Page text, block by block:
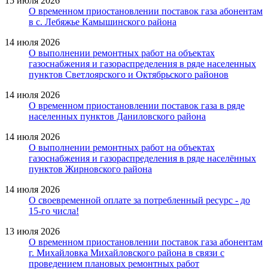
О временном приостановлении поставок газа абонентам
в с. Лебяжье Камышинского района
14 июля 2026
О выполнении ремонтных работ на объектах
газоснабжения и газораспределения в ряде населенных
пунктов Светлоярского и Октябрьского районов
14 июля 2026
О временном приостановлении поставок газа в ряде
населенных пунктов Даниловского района
14 июля 2026
О выполнении ремонтных работ на объектах
газоснабжения и газораспределения в ряде населённых
пунктов Жирновского района
14 июля 2026
О своевременной оплате за потребленный ресурс - до
15-го числа!
13 июля 2026
О временном приостановлении поставок газа абонентам
г. Михайловка Михайловского района в связи с
проведением плановых ремонтных работ